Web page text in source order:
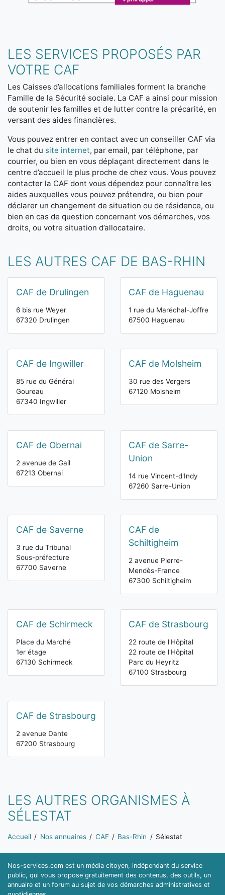
LES SERVICES PROPOSÉS PAR
VOTRE CAF
Les Caisses d’allocations familiales forment la branche
Famille de la Sécurité sociale. La CAF a ainsi pour mission
de soutenir les familles et de lutter contre la précarité, en
versant des aides financières.
Vous pouvez entrer en contact avec un conseiller CAF via
le chat du site internet, par email, par téléphone, par
courrier, ou bien en vous déplaçant directement dans le
centre d’accueil le plus proche de chez vous. Vous pouvez
contacter la CAF dont vous dépendez pour connaître les
aides auxquelles vous pouvez prétendre, ou bien pour
déclarer un changement de situation ou de résidence, ou
bien en cas de question concernant vos démarches, vos
droits, ou votre situation d’allocataire.
LES AUTRES CAF DE BAS-RHIN
CAF de Drulingen
6 bis rue Weyer
67320 Drulingen
CAF de Haguenau
1 rue du Maréchal-Joffre
67500 Haguenau
CAF de Ingwiller
85 rue du Général
Goureau
67340 Ingwiller
CAF de Molsheim
30 rue des Vergers
67120 Molsheim
CAF de Obernai
2 avenue de Gail
67213 Obernai
CAF de Sarre-
Union
14 rue Vincent-d'Indy
67260 Sarre-Union
CAF de Saverne
3 rue du Tribunal
Sous-préfecture
67700 Saverne
CAF de
Schiltigheim
2 avenue Pierre-
Mendès-France
67300 Schiltigheim
CAF de Schirmeck
Place du Marché
1er étage
67130 Schirmeck
CAF de Strasbourg
22 route de l'Hôpital
22 route de l'Hôpital
Parc du Heyritz
67100 Strasbourg
CAF de Strasbourg
2 avenue Dante
67200 Strasbourg
LES AUTRES ORGANISMES À
SÉLESTAT
Vous êtes ici:
Accueil Nos annuaires CAF Bas-Rhin Sélestat
Nos-services.com est un média citoyen, indépendant du service
public, qui vous propose gratuitement des contenus, des outils, un
annuaire et un forum au sujet de vos démarches administratives et